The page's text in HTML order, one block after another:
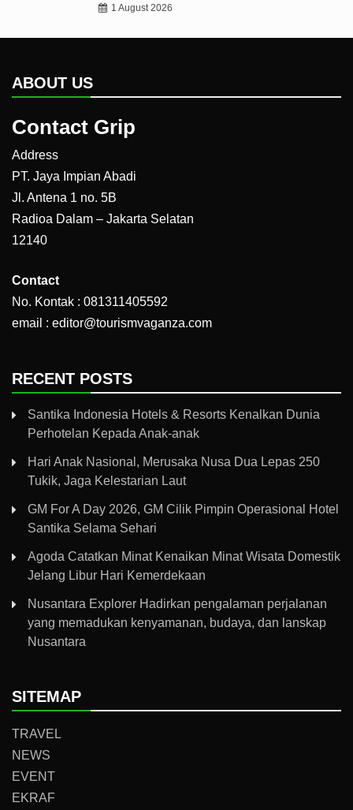
1 August 2026
ABOUT US
Contact Grip
Address
PT. Jaya Impian Abadi
Jl. Antena 1 no. 5B
Radioa Dalam – Jakarta Selatan
12140
Contact
No. Kontak : 081311405592
email : editor@tourismvaganza.com
RECENT POSTS
Santika Indonesia Hotels & Resorts Kenalkan Dunia
Perhotelan Kepada Anak-anak
Hari Anak Nasional, Merusaka Nusa Dua Lepas 250
Tukik, Jaga Kelestarian Laut
GM For A Day 2026, GM Cilik Pimpin Operasional Hotel
Santika Selama Sehari
Agoda Catatkan Minat Kenaikan Minat Wisata Domestik
Jelang Libur Hari Kemerdekaan
Nusantara Explorer Hadirkan pengalaman perjalanan
yang memadukan kenyamanan, budaya, dan lanskap
Nusantara
SITEMAP
TRAVEL
NEWS
EVENT
EKRAF